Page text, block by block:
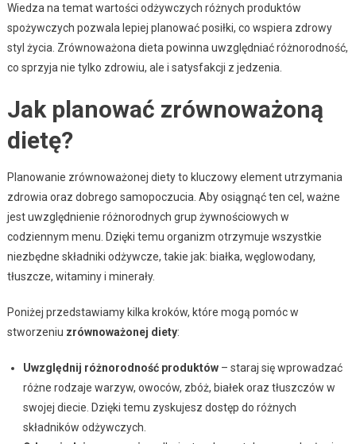
Wiedza na temat wartości odżywczych różnych produktów
spożywczych pozwala lepiej planować posiłki, co wspiera zdrowy
styl życia. Zrównoważona dieta powinna uwzględniać różnorodność,
co sprzyja nie tylko zdrowiu, ale i satysfakcji z jedzenia.
Jak planować zrównoważoną
dietę?
Planowanie zrównoważonej diety to kluczowy element utrzymania
zdrowia oraz dobrego samopoczucia. Aby osiągnąć ten cel, ważne
jest uwzględnienie różnorodnych grup żywnościowych w
codziennym menu. Dzięki temu organizm otrzymuje wszystkie
niezbędne składniki odżywcze, takie jak: białka, węglowodany,
tłuszcze, witaminy i minerały.
Poniżej przedstawiamy kilka kroków, które mogą pomóc w
stworzeniu zrównoważonej diety:
Uwzględnij różnorodność produktów– staraj się wprowadzać
różne rodzaje warzyw, owoców, zbóż, białek oraz tłuszczów w
swojej diecie. Dzięki temu zyskujesz dostęp do różnych
składników odżywczych.